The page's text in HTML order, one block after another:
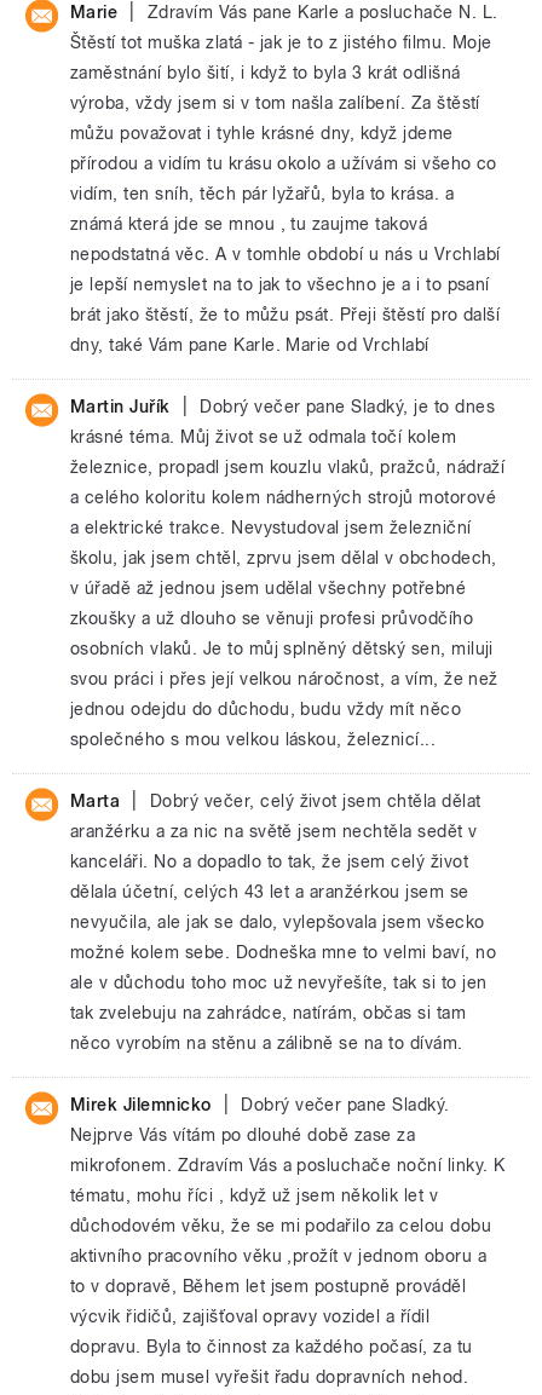
Marie
Zdravím Vás pane Karle a posluchače N. L.
Štěstí tot muška zlatá - jak je to z jistého filmu. Moje
zaměstnání bylo šití, i když to byla 3 krát odlišná
výroba, vždy jsem si v tom našla zalíbení. Za štěstí
můžu považovat i tyhle krásné dny, když jdeme
přírodou a vidím tu krásu okolo a užívám si všeho co
vidím, ten sníh, těch pár lyžařů, byla to krása. a
známá která jde se mnou , tu zaujme taková
nepodstatná věc. A v tomhle období u nás u Vrchlabí
je lepší nemyslet na to jak to všechno je a i to psaní
brát jako štěstí, že to můžu psát. Přeji štěstí pro další
dny, také Vám pane Karle. Marie od Vrchlabí
Martin Juřík
Dobrý večer pane Sladký, je to dnes
krásné téma. Můj život se už odmala točí kolem
železnice, propadl jsem kouzlu vlaků, pražců, nádraží
a celého koloritu kolem nádherných strojů motorové
a elektrické trakce. Nevystudoval jsem železniční
školu, jak jsem chtěl, zprvu jsem dělal v obchodech,
v úřadě až jednou jsem udělal všechny potřebné
zkoušky a už dlouho se věnuji profesi průvodčího
osobních vlaků. Je to můj splněný dětský sen, miluji
svou práci i přes její velkou náročnost, a vím, že než
jednou odejdu do důchodu, budu vždy mít něco
společného s mou velkou láskou, železnicí...
Marta
Dobrý večer, celý život jsem chtěla dělat
aranžérku a za nic na světě jsem nechtěla sedět v
kanceláři. No a dopadlo to tak, že jsem celý život
dělala účetní, celých 43 let a aranžérkou jsem se
nevyučila, ale jak se dalo, vylepšovala jsem všecko
možné kolem sebe. Dodneška mne to velmi baví, no
ale v důchodu toho moc už nevyřešíte, tak si to jen
tak zvelebuju na zahrádce, natírám, občas si tam
něco vyrobím na stěnu a zálibně se na to dívám.
Mirek Jilemnicko
Dobrý večer pane Sladký.
Nejprve Vás vítám po dlouhé době zase za
mikrofonem. Zdravím Vás a posluchače noční linky. K
tématu, mohu říci , když už jsem několik let v
důchodovém věku, že se mi podařilo za celou dobu
aktivního pracovního věku ,prožít v jednom oboru a
to v dopravě, Během let jsem postupně prováděl
výcvik řidičů, zajišťoval opravy vozidel a řídil
dopravu. Byla to činnost za každého počasí, za tu
dobu jsem musel vyřešit řadu dopravních nehod.